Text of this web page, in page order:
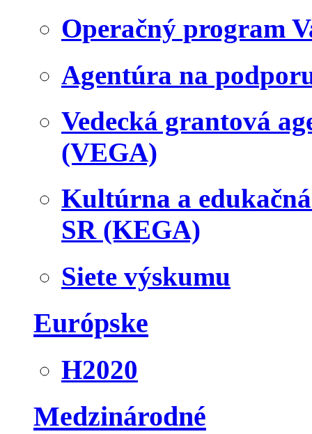
Operačný program
Agentúra na
Vedecká grantová
(VEGA)
Kultúrna a
SR (KEGA)
Siete výskumu
Európske
H2020
Medzinárodné